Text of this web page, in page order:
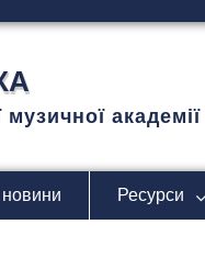
академії
новини Ресурси